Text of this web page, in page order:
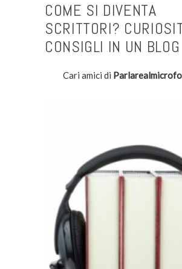
COME SI DIVENTA
SCRITTORI?
CONSIGLI IN UN BLOG
Cari amici di